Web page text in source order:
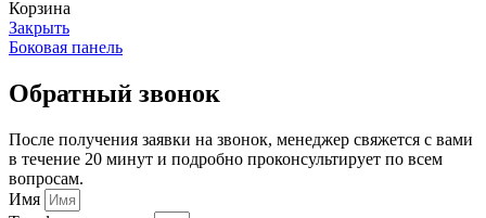
Корзина
Закрыть
Боковая панель
Обратный звонок
После получения заявки на звонок, менеджер свяжется с вами
в течение 20 минут и подробно проконсультирует по всем
вопросам.
Имя